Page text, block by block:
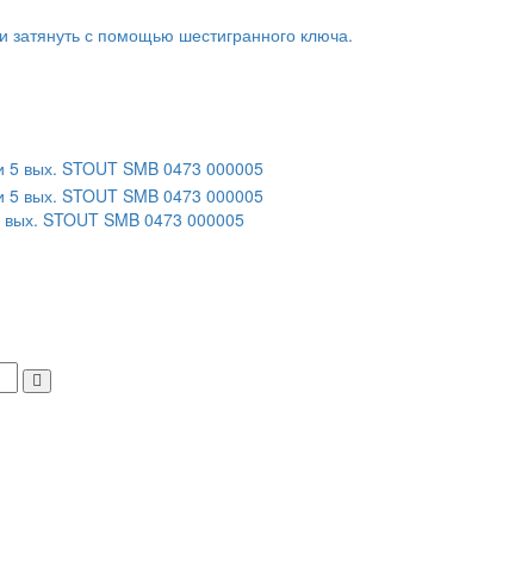
затянуть с помощью шестигранного ключа.
STOUT SMB 0473 000005